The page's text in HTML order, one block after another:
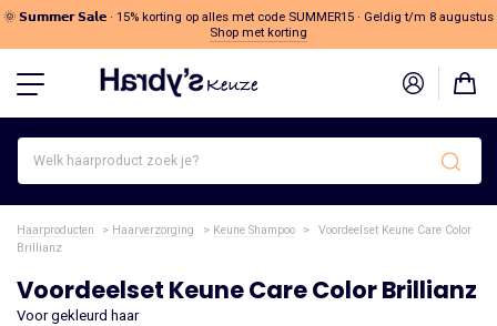
🌞 𝗦𝘂𝗺𝗺𝗲𝗿 𝗦𝗮𝗹𝗲 · 15% korting op alles met code SUMMER15 · Geldig t/m 8 augustus
Shop met korting
haarproduct
zoek
je?
Haarproducten > Haarverzorging > Keune Shampoo >
Voordeelset Keune Care Color
Brillianz
Voordeelset Keune Care Color Brillianz
Voor gekleurd haar